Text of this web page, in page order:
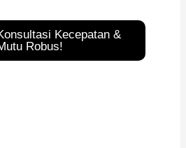
Kecepatan &
Robus!